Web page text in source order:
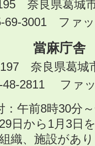
奈良県葛城
69-3001 ファ
當麻庁舎
奈良県葛城
48-2811 ファ
：午前8時30分
日から1月3日
織、施設があ